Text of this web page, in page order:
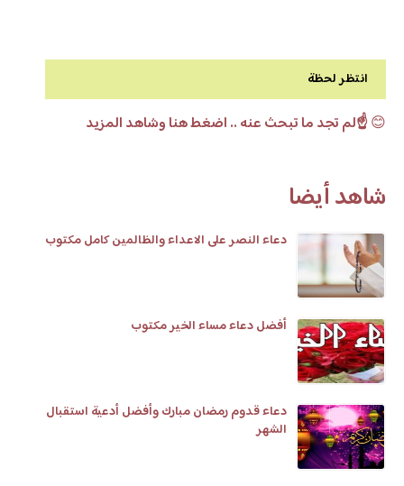
انتظر لحظة
😊☝️لم تجد ما تبحث عنه .. اضغط هنا وشاهد المزيد
شاهد أيضا
دعاء النصر على الاعداء والظالمين كامل مكتوب
أفضل دعاء مساء الخير مكتوب
دعاء قدوم رمضان مبارك وأفضل أدعية استقبال
الشهر